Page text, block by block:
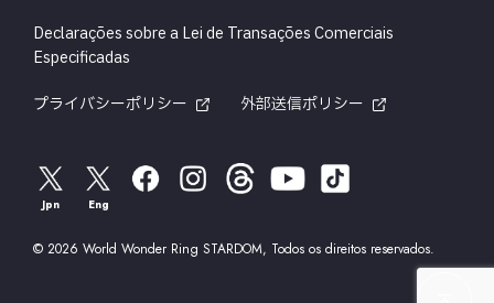
Declarações sobre a Lei de Transações Comerciais
Especificadas
プライバシーポリシー
外部送信ポリシー
Jpn Eng
© 2026 World Wonder Ring STARDOM, Todos os direitos reservados.